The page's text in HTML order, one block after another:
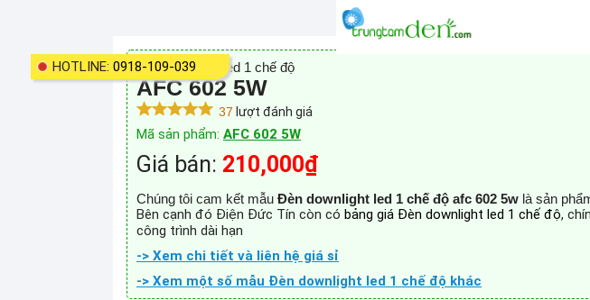
HOTLINE: 0918-109-039
Đèn downlight led 1 chế độ
AFC 602 5W
37 lượt đánh giá
Mã sản phẩm: AFC 602 5W
Giá bán: 210,000₫
Chúng tôi cam kết mẫu Đèn downlight led 1 chế độ afc 602 5w là sản
Bên cạnh đó Điện Đức Tín còn có bảng giá Đèn downlight led 1 chế độ,
công trình dài hạn
-> Xem chi tiết và liên hệ giá sỉ
-> Xem một số mẫu Đèn downlight led 1 chế độ khác